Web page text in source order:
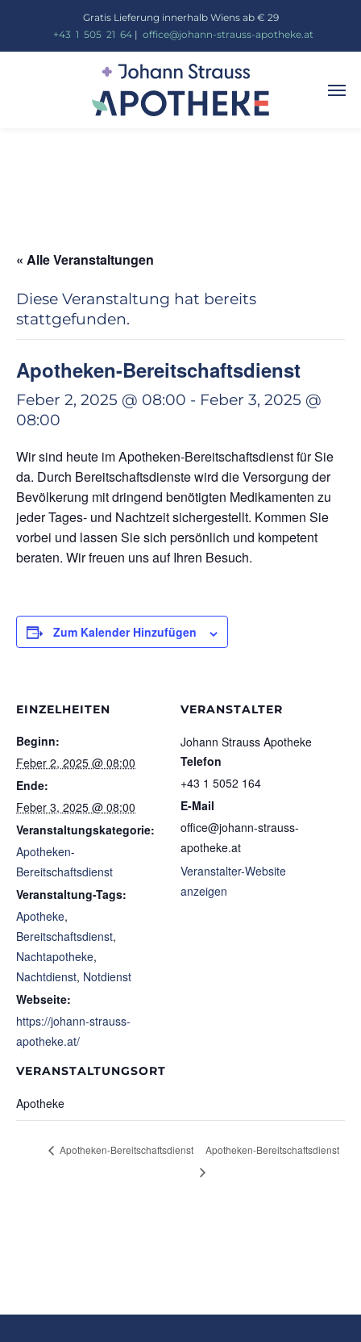
Gratis Lieferung innerhalb Wiens ab € 29
+43 1 505_ 21 64| office@johann-strauss-apotheke.at
« Alle Veranstaltungen
Diese Veranstaltung hat bereits
stattgefunden.
Apotheken-Bereitschaftsdienst
Feber 2, 2025 @ 08:00 - Feber 3, 2025 @
08:00
Wir sind heute im Apotheken-Bereitschaftsdienst für Sie
da. Durch Bereitschaftsdienste wird die Versorgung der
Bevölkerung mit dringend benötigten Medikamenten zu
jeder Tages- und Nachtzeit sichergestellt. Kommen Sie
vorbei und lassen Sie sich persönlich und kompetent
beraten. Wir freuen uns auf Ihren Besuch.
Zum Kalender Hinzufügen
EINZELHEITEN
Beginn:
Feber 2, 2025 @ 08:00
Ende:
Feber 3, 2025 @ 08:00
Veranstaltungskategorie:
Apotheken-
Bereitschaftsdienst
Veranstaltung-Tags:
Apotheke,
Bereitschaftsdienst,
Nachtapotheke,
Nachtdienst, Notdienst
Webseite:
https://johann-strauss-
apotheke.at/
VERANSTALTUNGSORT
Apotheke
VERANSTALTER
Johann Strauss Apotheke
Telefon
+43 1 5052 164
E-Mail
office@johann-strauss-
apotheke.at
Veranstalter-Website
anzeigen
Apotheken-Bereitschaftsdienst Apotheken-Bereitschaftsdienst